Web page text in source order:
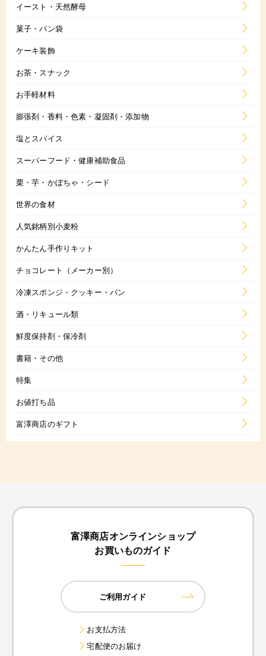
イースト・天然酵母
菓子・パン袋
ケーキ装飾
お茶・スナック
お手軽材料
膨張剤・香料・色素・凝固剤・添加物
塩とスパイス
スーパーフード・健康補助食品
栗・芋・かぼちゃ・シード
世界の食材
人気銘柄別小麦粉
かんたん手作りキット
チョコレート（メーカー別）
冷凍スポンジ・クッキー・パン
酒・リキュール類
鮮度保持剤・保冷剤
書籍・その他
特集
お値打ち品
富澤商店のギフト
富澤商店オンラインショップ
お買いものガイド
ご利用ガイド
お支払方法
宅配便のお届け